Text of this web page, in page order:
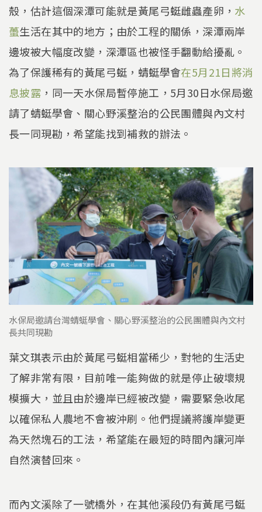
殼，估計這個深潭可能就是黃尾弓蜓雌蟲產卵， 水
蠆生活在其中的地方；由於工程的關係，深潭兩岸
邊坡被大幅度改變，深潭區也被怪手翻動給擾亂。
為了保護稀有的黃尾弓蜓，蜻蜓學會在5月21日將消
息披露 ，同一天水保局暫停施工，5月30日水保局邀
請了蜻蜓學會、關心野溪整治的公民團體與內文村
長一同現勘，希望能找到補救的辦法。
水保局邀請台灣蜻蜓學會、關心野溪整治的公民團體與內文村
長共同現勘
葉文琪表示由於黃尾弓蜓相當稀少，對牠的生活史
了解非常有限，目前唯一能夠做的就是停止破壞規
模擴大，並且由於邊岸已經被改變，需要緊急收尾
以確保私人農地不會被沖刷。他們提議將護岸變更
為天然塊石的工法，希望能在最短的時間內讓河岸
自然演替回來。
而內文溪除了一號橋外，在其他溪段仍有黃尾弓蜓